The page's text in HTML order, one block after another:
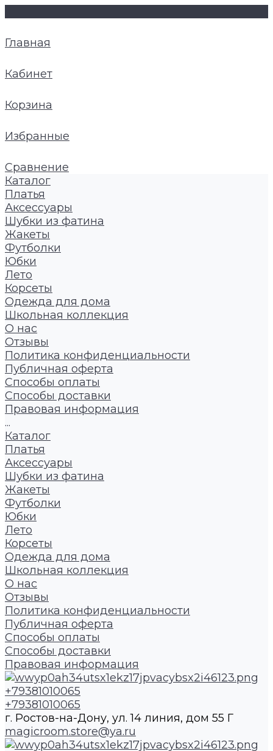
Главная
Кабинет
Корзина
Избранные
Сравнение
Каталог
Платья
Аксессуары
Шубки из фатина
Жакеты
Футболки
Юбки
Лето
Корсеты
Одежда для дома
Школьная коллекция
О нас
Отзывы
Политика конфиденциальности
Публичная оферта
Способы оплаты
Способы доставки
Правовая информация
...
Каталог
Платья
Аксессуары
Шубки из фатина
Жакеты
Футболки
Юбки
Лето
Корсеты
Одежда для дома
Школьная коллекция
О нас
Отзывы
Политика конфиденциальности
Публичная оферта
Способы оплаты
Способы доставки
Правовая информация
+79381010065
+79381010065
г. Ростов-на-Дону, ул. 14 линия, дом 55 Г
magicroom.store@ya.ru